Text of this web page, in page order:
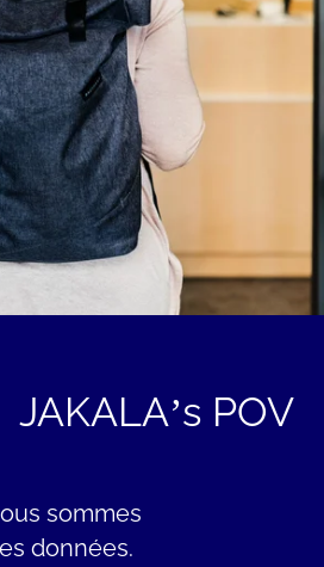
JAKALA’s POV
sommes
données.